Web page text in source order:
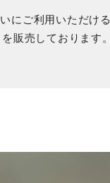
にご利用いただける
販売しております。